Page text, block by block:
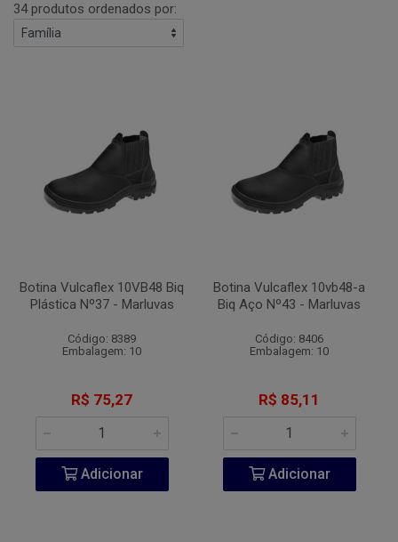
34 produtos ordenados por:
Botina Vulcaflex 10VB48 Biq
Plástica Nº37 - Marluvas
Código: 8389
Embalagem: 10
R$ 75,27
Adicionar
Botina Vulcaflex 10vb48-a
Biq Aço Nº43 - Marluvas
Código: 8406
Embalagem: 10
R$ 85,11
Adicionar